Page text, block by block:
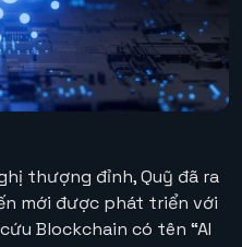
thượng đỉnh, Quỹ đã ra
mới được phát triển với
Blockchain có tên “AI